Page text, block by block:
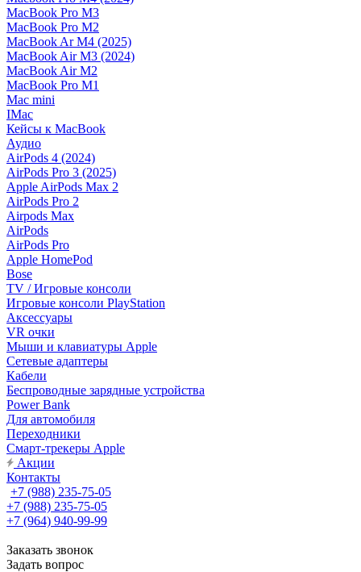
MacBook Pro M3
MacBook Pro M2
MacBook Ar M4 (2025)
MacBook Air M3 (2024)
MacBook Air M2
MacBook Pro M1
Mac mini
IMac
Кейсы к MacBook
Аудио
AirPods 4 (2024)
AirPods Pro 3 (2025)
Apple AirPods Max 2
AirPods Pro 2
Airpods Max
AirPods
AirPods Pro
Apple HomePod
Bose
TV / Игровые консоли
Игровые консоли PlayStation
Аксессуары
VR очки
Мыши и клавиатуры Apple
Сетевые адаптеры
Кабели
Беспроводные зарядные устройства
Power Bank
Для автомобиля
Переходники
Смарт-трекеры Apple
Акции
Контакты
+7 (988) 235-75-05
+7 (988) 235-75-05
+7 (964) 940-99-99
Заказать звонок
Задать вопрос